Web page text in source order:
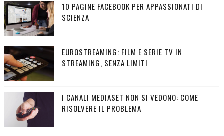
10 PAGINE FACEBOOK PER APPASSIONATI DI
SCIENZA
EUROSTREAMING: FILM E SERIE TV IN
STREAMING, SENZA LIMITI
I CANALI MEDIASET NON SI VEDONO: COME
RISOLVERE IL PROBLEMA